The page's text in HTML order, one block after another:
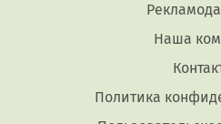
Наша
Политика